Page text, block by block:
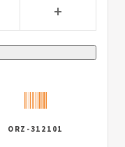
+
ORZ-312101